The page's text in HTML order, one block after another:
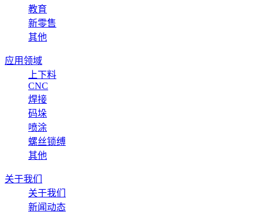
教育
新零售
其他
应用领域
上下料
CNC
焊接
码垛
喷涂
螺丝锁缚
其他
关于我们
关于我们
新闻动态